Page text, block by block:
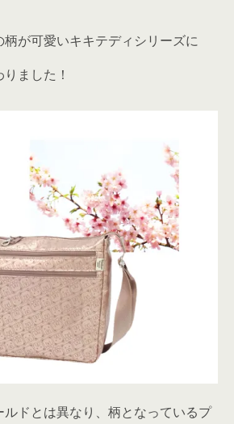
柄が可愛いキキテディシリーズに
ました！
ルドとは異なり、柄となっているプ